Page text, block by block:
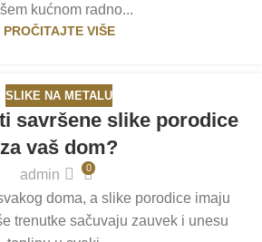
kućnom radno...
PROČITAJTE VIŠE
SLIKE NA METALU
savršene slike porodice
za vaš dom?
admin 0
doma, a slike porodice imaju
trenutke sačuvaju zauvek i unesu